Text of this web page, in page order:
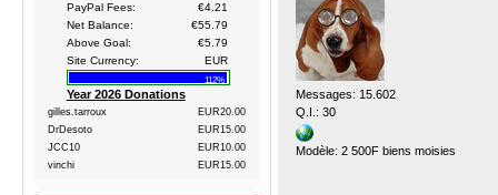
PayPal Fees:
€4.21
Net Balance:
€55.79
Above Goal:
€5.79
Site Currency:
EUR
112%
Year 2026 Donations
gilles.tarroux
EUR20.00
DrDesoto
EUR15.00
JCC10
EUR10.00
vinchi
EUR15.00
Messages: 15.602
Q.I.: 30
Modèle: 2 500F biens moisies